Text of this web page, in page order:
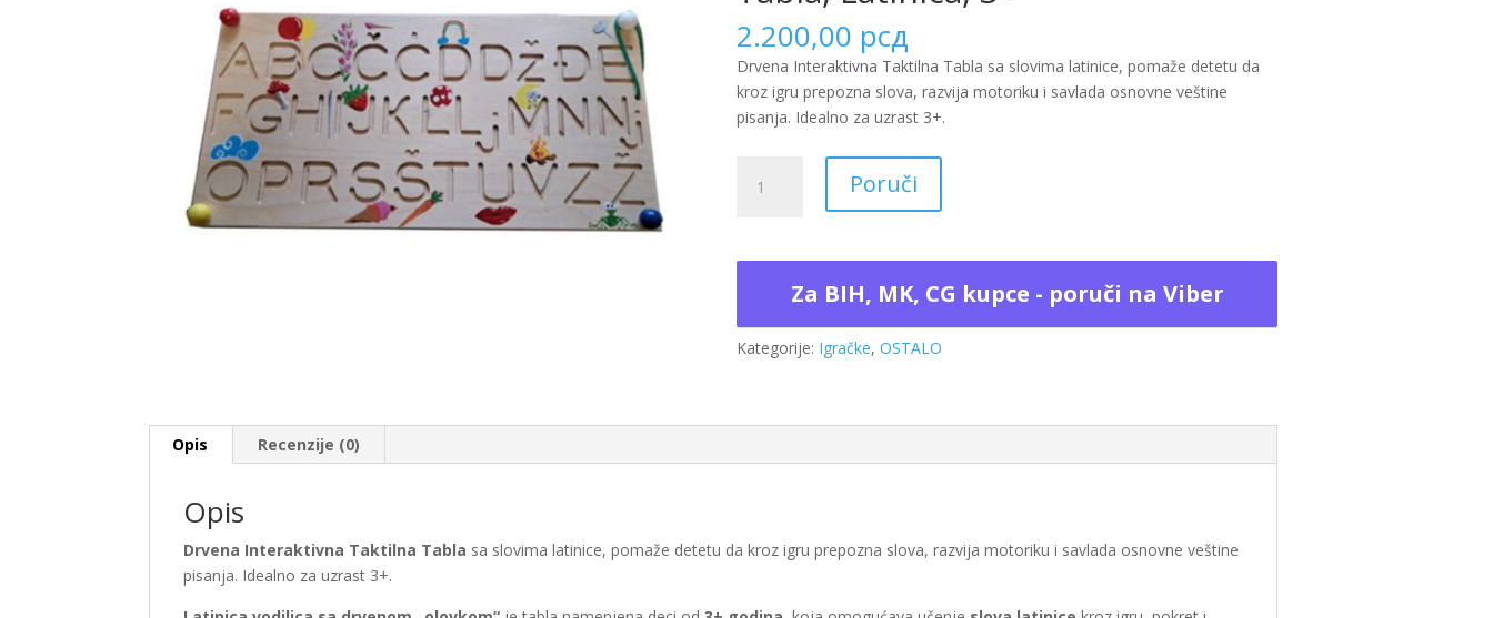
2.200,00 рсд
Drvena Interaktivna Taktilna Tabla sa slovima latinice, pomaže detetu da
kroz igru prepozna slova, razvija motoriku i savlada osnovne veštine
pisanja. Idealno za uzrast 3+.
Interaktivna
Latinica,
količina
Poruči
Za BIH, MK, CG kupce - poruči na Viber
Kategorije: Igračke, OSTALO
Opis Recenzije (0)
Opis
Drvena Interaktivna Taktilna Tabla sa slovima latinice, pomaže detetu da kroz igru prepozna slova, razvija motoriku i savlada osnovne veštine
pisanja. Idealno za uzrast 3+.